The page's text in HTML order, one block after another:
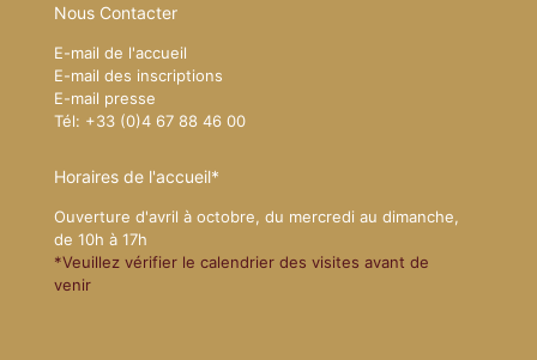
Nous Contacter
E-mail de l'accueil
E-mail des inscriptions
E-mail presse
Tél: +33 (0)4 67 88 46 00
Horaires de l'accueil*
Ouverture d'avril à octobre, du mercredi au dimanche,
de 10h à 17h
*Veuillez vérifier le calendrier des visites avant de
venir